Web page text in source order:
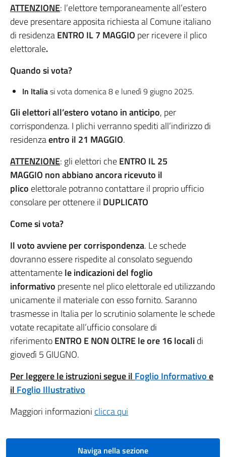
ATTENZIONE: l’elettore temporaneamente all’estero
deve presentare apposita richiesta al Comune italiano
di residenzaENTRO IL 7 MAGGIO per ricevere il plico
elettorale.
Quando si vota?
In Italiasi vota domenica 8 e lunedì 9 giugno 2025.
Gli elettori all’estero votano in anticipo, per
corrispondenza. I plichi verranno spediti all’indirizzo di
residenzaentro il 21 MAGGIO.
ATTENZIONE: gli elettori cheENTRO IL 25
MAGGIO non abbiano ancora ricevuto il
plico elettorale potranno contattare il proprio ufficio
consolare per ottenere il DUPLICATO
Come si vota?
Il voto avviene per corrispondenza. Le schede
dovranno essere rispedite al consolato seguendo
attentamentele indicazioni del foglio
informativo presente nel plico elettorale ed utilizzando
unicamente il materiale con esso fornito. Saranno
trasmesse in Italia per lo scrutinio solamente le schede
votate recapitate all’ufficio consolare di
riferimentoENTRO E NON OLTRE le ore 16 localidi
giovedì 5 GIUGNO.
Per leggere le istruzioni segue il Foglio Informativoe
il Foglio Illustrativo
Maggiori informazioni clicca qui
Naviga nella sezione